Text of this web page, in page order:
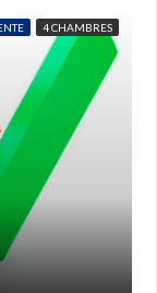
4 CHAMBRES